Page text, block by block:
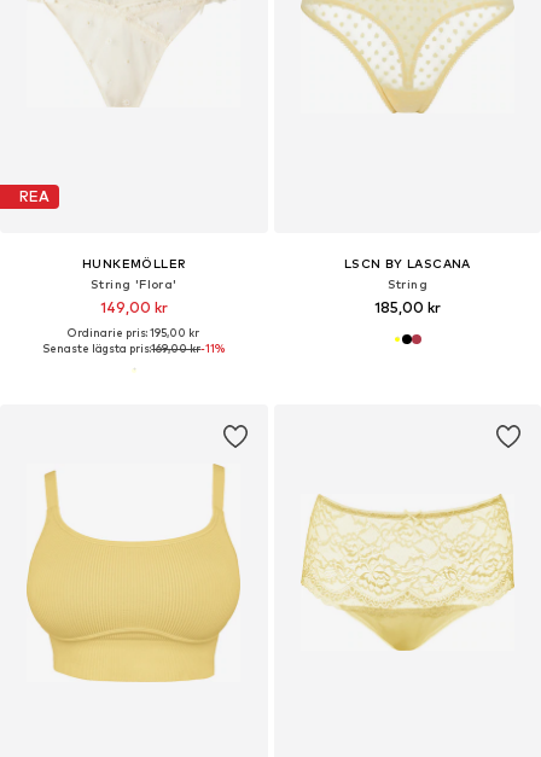
REA
HUNKEMÖLLER
String 'Flora'
149,00 kr
Ordinarie pris: 195,00 kr
Senaste lägsta pris:169,00 kr-11%
LSCN BY LASCANA
String
185,00 kr